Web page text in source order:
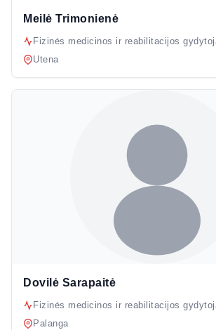
Meilė Trimonienė
Fizinės medicinos ir reabilitacijos
Utena
Dovilė Sarapaitė
Fizinės medicinos ir reabilitacijos
Palanga